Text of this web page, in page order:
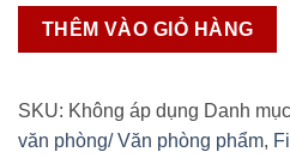
File
Kingjim
THÊM VÀO GIỎ HÀNG
SKU: Không áp dụng Danh
văn phòng/ Văn phòng phẩm,